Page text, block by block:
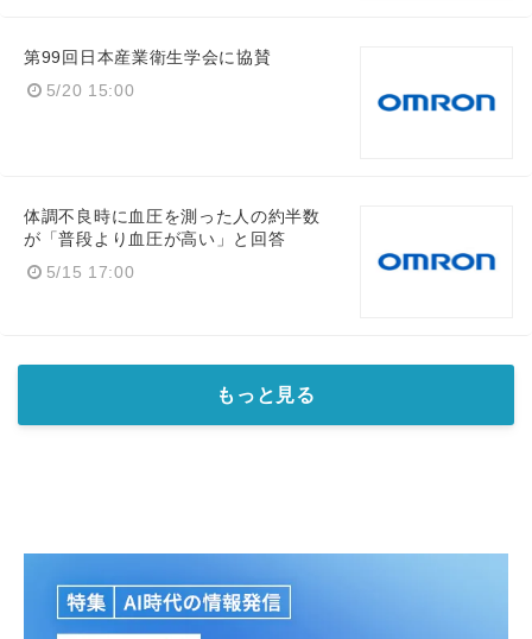
第99回日本産業衛生学会に協賛
5/20 15:00
体調不良時に血圧を測った人の約半数
が「普段より血圧が高い」と回答
5/15 17:00
もっと見る